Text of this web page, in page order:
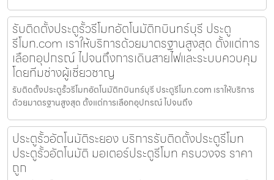
รับติดตั้งประตูรั้วรีโมทอัตโนมัติกบินทร์บุรี ประตู
รีโมท.com เราให้บริการด้วยมาตรฐานสูงสุด ตั้งแต่การ
เลือกอุปกรณ์ ไปจนถึงการเดินสายไฟและระบบควบคุม
โดยทีมช่างผู้เชี่ยวชาญ
รับติดตั้งประตูรั้วรีโมทอัตโนมัติกบินทร์บุรี ประตูรีโมท.com เราให้บริการ
ด้วยมาตรฐานสูงสุด ตั้งแต่การเลือกอุปกรณ์ ไปจนถึง
ประตูรั้วอัตโนมัติระยอง บริการรับติดตั้งประตูรีโมท
ประตูรั้วอัตโนมัติ มอเตอร์ประตูรีโมท ครบวงจร ราคา
ถูก